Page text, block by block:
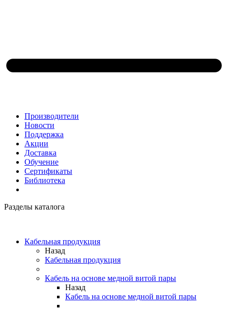
Производители
Новости
Поддержка
Акции
Доставка
Обучение
Сертификаты
Библиотека
Разделы каталога
Кабельная продукция
Назад
Кабельная продукция
Кабель на основе медной витой пары
Назад
Кабель на основе медной витой пары